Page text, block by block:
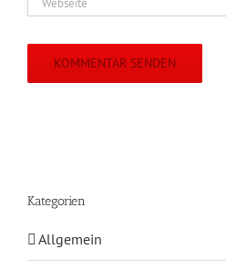
Kategorien
Allgemein